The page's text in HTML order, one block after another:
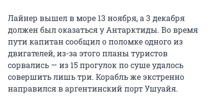
Лайнер вышел в море 13 ноября, а 3 декабря
должен был оказаться у Антарктиды. Во время
пути капитан сообщил о поломке одного из
двигателей, из-за этого планы туристов
сорвались — из 15 прогулок по суше удалось
совершить лишь три. Корабль же экстренно
направился в аргентинский порт Ушуайя.